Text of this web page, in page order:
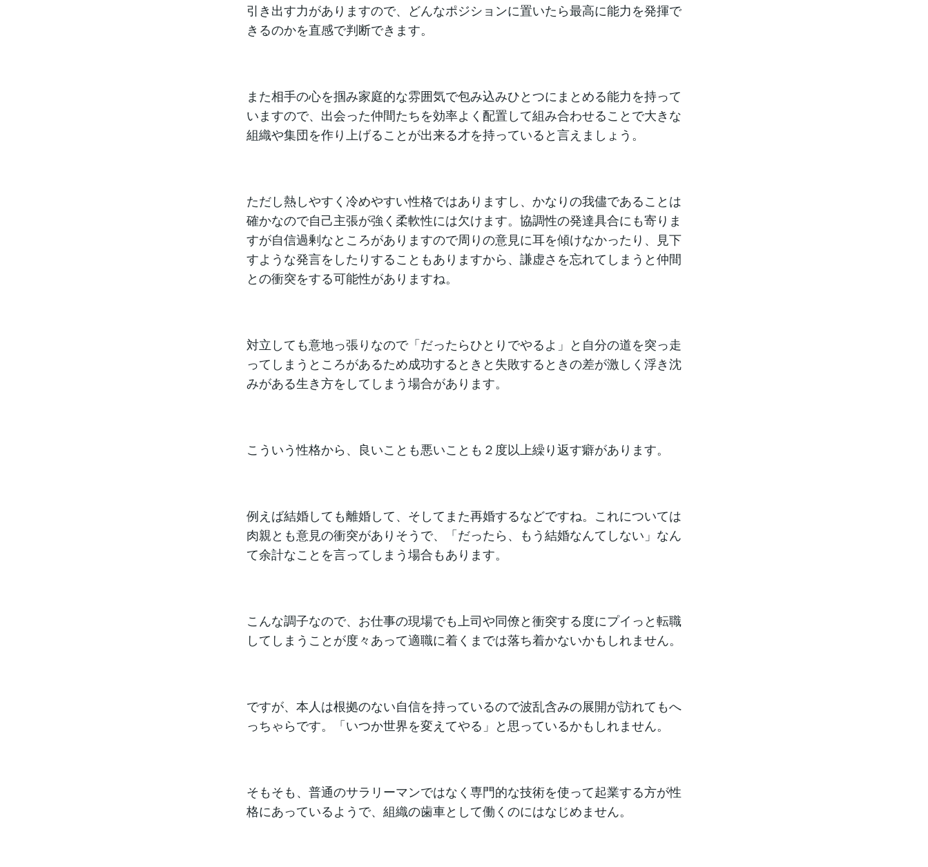
引き出す力がありますので、どんなポジションに置いたら最高に能力を発揮で
きるのかを直感で判断できます。
また相手の心を掴み家庭的な雰囲気で包み込みひとつにまとめる能力を持って
いますので、出会った仲間たちを効率よく配置して組み合わせることで大きな
組織や集団を作り上げることが出来る才を持っていると言えましょう。
ただし熱しやすく冷めやすい性格ではありますし、かなりの我儘であることは
確かなので自己主張が強く柔軟性には欠けます。協調性の発達具合にも寄りま
すが自信過剰なところがありますので周りの意見に耳を傾けなかったり、見下
すような発言をしたりすることもありますから、謙虚さを忘れてしまうと仲間
との衝突をする可能性がありますね。
対立しても意地っ張りなので「だったらひとりでやるよ」と自分の道を突っ走
ってしまうところがあるため成功するときと失敗するときの差が激しく浮き沈
みがある生き方をしてしまう場合があります。
こういう性格から、良いことも悪いことも２度以上繰り返す癖があります。
例えば結婚しても離婚して、そしてまた再婚するなどですね。これについては
肉親とも意見の衝突がありそうで、「だったら、もう結婚なんてしない」なん
て余計なことを言ってしまう場合もあります。
こんな調子なので、お仕事の現場でも上司や同僚と衝突する度にプイっと転職
してしまうことが度々あって適職に着くまでは落ち着かないかもしれません。
ですが、本人は根拠のない自信を持っているので波乱含みの展開が訪れてもへ
っちゃらです。「いつか世界を変えてやる」と思っているかもしれません。
そもそも、普通のサラリーマンではなく専門的な技術を使って起業する方が性
格にあっているようで、組織の歯車として働くのにはなじめません。